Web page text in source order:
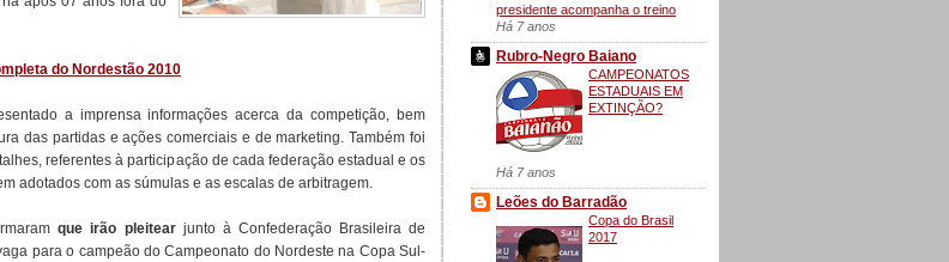
do Nordestão 2010
a imprensa informações acerca da competição, bem
das partidas e ações comerciais e de marketing. Também foi
referentes à participação de cada federação estadual e os
adotados com as súmulas e as escalas de arbitragem.
que irão pleitearjunto à Confederação Brasileira de
para o campeão do Campeonato do Nordeste na Copa Sul-
presidente acompanha o treino
Há 7 anos
Rubro-Negro Baiano
CAMPEONATOS
ESTADUAIS EM
EXTINÇÃO?
Há 7 anos
Leões do Barradão
Copa do Brasil
2017